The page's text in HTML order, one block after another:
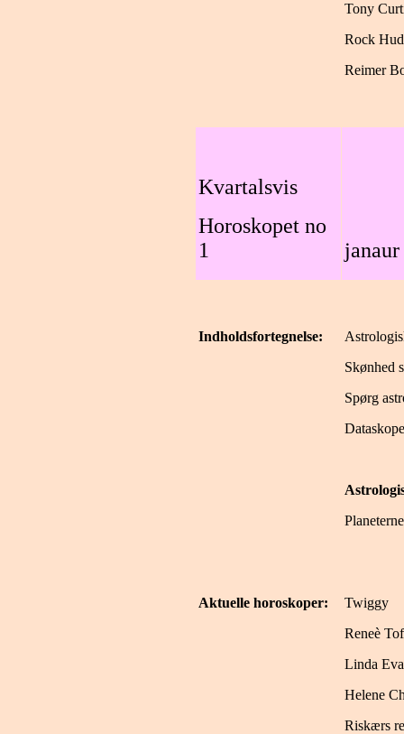
Tony
Rock
Reimer
Kvartalsvis
Horoskopet no
1
Indholdsfortegnelse:
Skønhed
Spørg
Aktuelle horoskoper:
Twiggy
Reneè
Linda
Helene
Riskærs